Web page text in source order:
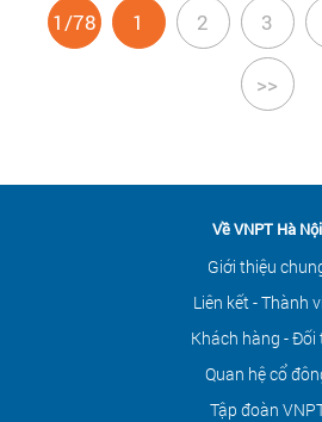
1/78 1 2 3
>>
Về VNPT Hà Nội
Giới thiệu
Liên kết - Thành
Khách hàng - Đối
Quan hệ cổ
Tập đoàn